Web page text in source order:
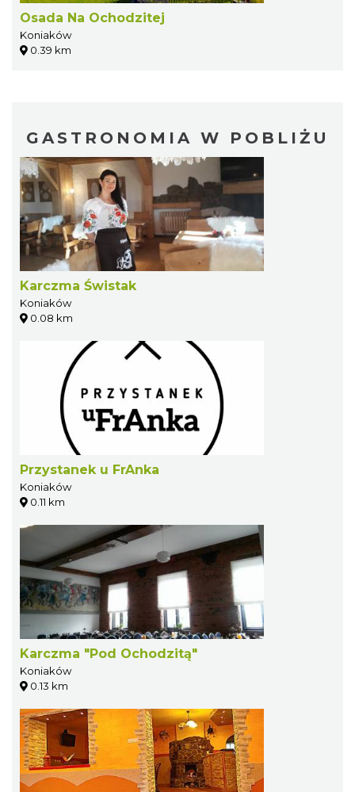
Osada Na Ochodzitej
Koniaków
0.39 km
GASTRONOMIA W POBLIŻU
Karczma Świstak
Koniaków
0.08 km
Przystanek u FrAnka
Koniaków
0.11 km
Karczma "Pod Ochodzitą"
Koniaków
0.13 km